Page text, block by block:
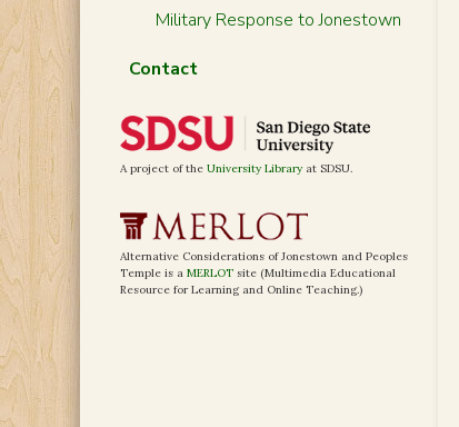
Military Response to Jonestown
Contact
A project of the University Library at SDSU.
Alternative Considerations of Jonestown and Peoples
Temple is a MERLOT site (Multimedia Educational
Resource for Learning and Online Teaching.)